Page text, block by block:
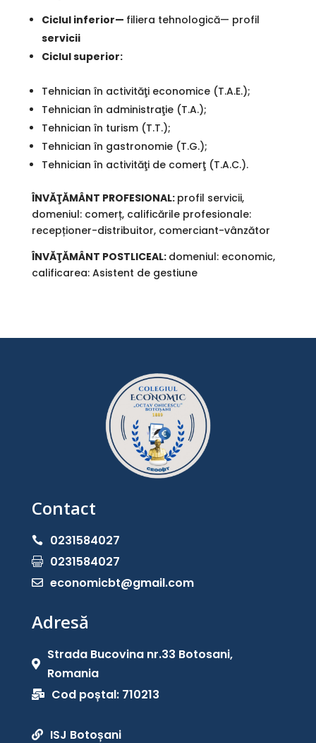
Ciclul inferior— filiera tehnologică— profil
servicii
Ciclul superior:
Tehnician în activităţi economice (T.A.E.);
Tehnician în administraţie (T.A.);
Tehnician în turism (T.T.);
Tehnician în gastronomie (T.G.);
Tehnician în activităţi de comerţ (T.A.C.).
ÎNVĂŢĂMÂNT PROFESIONAL: profil servicii,
domeniul: comerț, calificările profesionale:
recepționer-distribuitor, comerciant-vânzător
ÎNVĂŢĂMÂNT POSTLICEAL: domeniul: economic,
calificarea: Asistent de gestiune
Contact
 0231584027
 0231584027
 economicbt@gmail.com
Adresă

Strada Bucovina nr.33 Botosani,
Romania
 Cod poștal: 710213
 ISJ Botoșani